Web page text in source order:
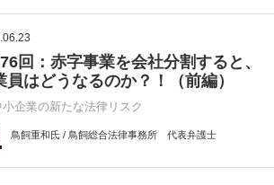
回：赤字事業を会社分割すると、
員はどうなるのか？！（前編）
小企業の新たな法律リスク
鳥飼重和氏 / 鳥飼総合法律事務所 代表弁護士